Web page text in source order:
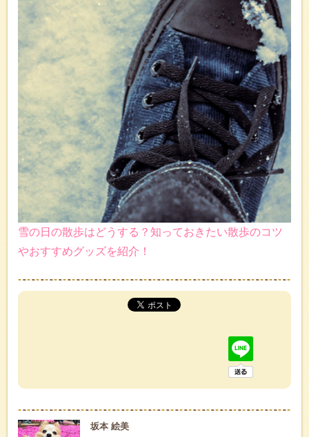
雪の日の散歩はどうする？知っておきたい散歩のコツ
やおすすめグッズを紹介！
坂本 絵美